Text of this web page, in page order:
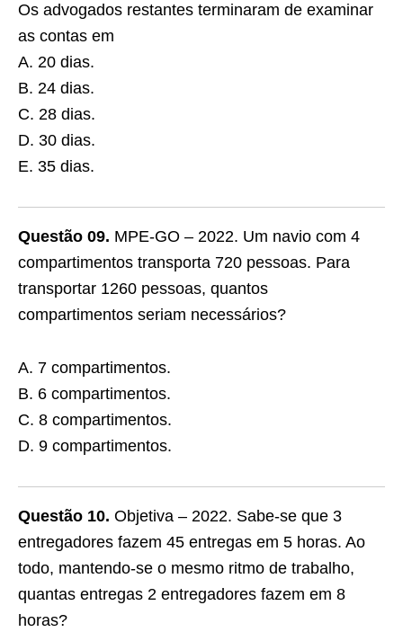
Os advogados restantes terminaram de examinar
as contas em
A. 20 dias.
B. 24 dias.
C. 28 dias.
D. 30 dias.
E. 35 dias.
Questão 09. MPE-GO – 2022. Um navio com 4
compartimentos transporta 720 pessoas. Para
transportar 1260 pessoas, quantos
compartimentos seriam necessários?
A. 7 compartimentos.
B. 6 compartimentos.
C. 8 compartimentos.
D. 9 compartimentos.
Questão 10. Objetiva – 2022. Sabe-se que 3
entregadores fazem 45 entregas em 5 horas. Ao
todo, mantendo-se o mesmo ritmo de trabalho,
quantas entregas 2 entregadores fazem em 8
horas?